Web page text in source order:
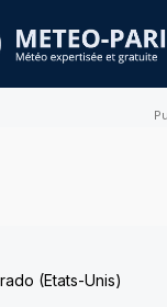
(Etats-Unis)